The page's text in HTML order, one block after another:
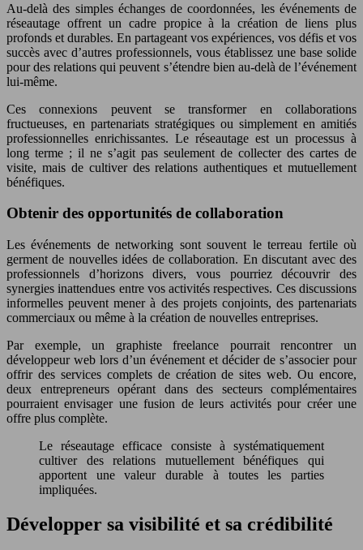
Au-delà des simples échanges de coordonnées, les événements de
réseautage offrent un cadre propice à la création de liens plus
profonds et durables. En partageant vos expériences, vos défis et vos
succès avec d’autres professionnels, vous établissez une base solide
pour des relations qui peuvent s’étendre bien au-delà de l’événement
lui-même.
Ces connexions peuvent se transformer en collaborations
fructueuses, en partenariats stratégiques ou simplement en amitiés
professionnelles enrichissantes. Le réseautage est un processus à
long terme ; il ne s’agit pas seulement de collecter des cartes de
visite, mais de cultiver des relations authentiques et mutuellement
bénéfiques.
Obtenir des opportunités de collaboration
Les événements de networking sont souvent le terreau fertile où
germent de nouvelles idées de collaboration. En discutant avec des
professionnels d’horizons divers, vous pourriez découvrir des
synergies inattendues entre vos activités respectives. Ces discussions
informelles peuvent mener à des projets conjoints, des partenariats
commerciaux ou même à la création de nouvelles entreprises.
Par exemple, un graphiste freelance pourrait rencontrer un
développeur web lors d’un événement et décider de s’associer pour
offrir des services complets de création de sites web. Ou encore,
deux entrepreneurs opérant dans des secteurs complémentaires
pourraient envisager une fusion de leurs activités pour créer une
offre plus complète.
Le réseautage efficace consiste à systématiquement
cultiver des relations mutuellement bénéfiques qui
apportent une valeur durable à toutes les parties
impliquées.
Développer sa visibilité et sa crédibilité